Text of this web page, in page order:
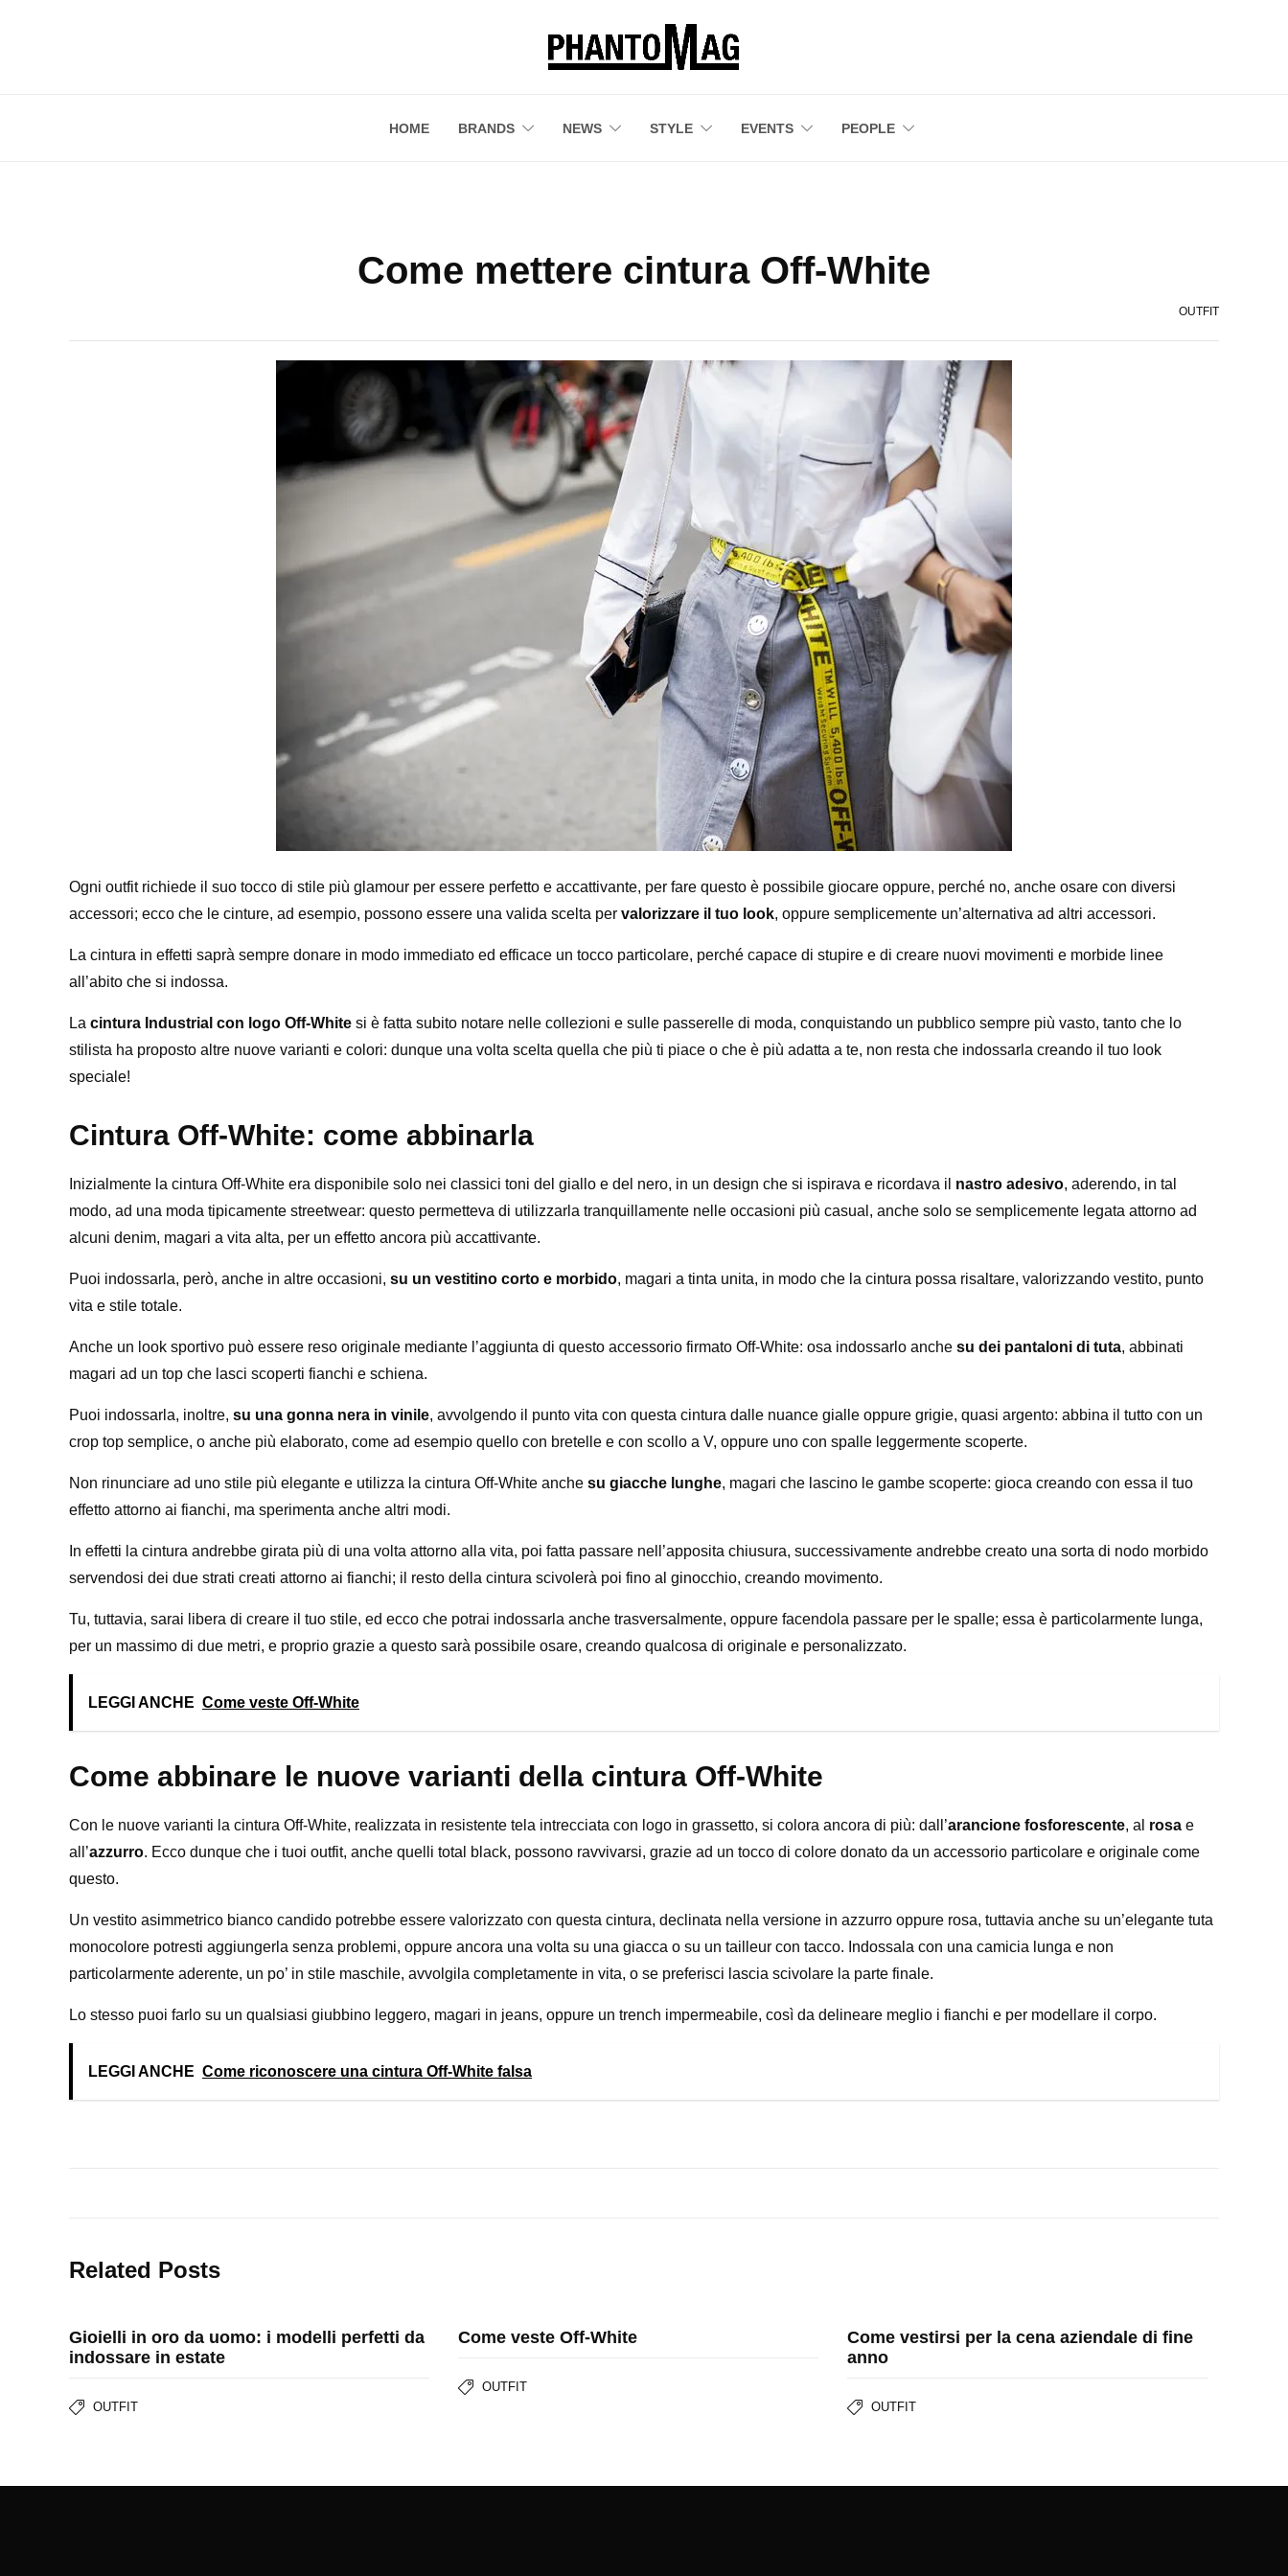
HOME BRANDS NEWS STYLE EVENTS PEOPLE
Come mettere cintura Off-White
OUTFIT
Ogni outfit richiede il suo tocco di stile più glamour per essere perfetto e accattivante, per fare questo è possibile giocare oppure, perché no, anche osare con diversi
accessori; ecco che le cinture, ad esempio, possono essere una valida scelta per valorizzare il tuo look, oppure semplicemente un’alternativa ad altri accessori.
La cintura in effetti saprà sempre donare in modo immediato ed efficace un tocco particolare, perché capace di stupire e di creare nuovi movimenti e morbide linee
all’abito che si indossa.
La cintura Industrial con logo Off-White si è fatta subito notare nelle collezioni e sulle passerelle di moda, conquistando un pubblico sempre più vasto, tanto che lo
stilista ha proposto altre nuove varianti e colori: dunque una volta scelta quella che più ti piace o che è più adatta a te, non resta che indossarla creando il tuo look
speciale!
Cintura Off-White: come abbinarla
Inizialmente la cintura Off-White era disponibile solo nei classici toni del giallo e del nero, in un design che si ispirava e ricordava il nastro adesivo, aderendo, in tal
modo, ad una moda tipicamente streetwear: questo permetteva di utilizzarla tranquillamente nelle occasioni più casual, anche solo se semplicemente legata attorno ad
alcuni denim, magari a vita alta, per un effetto ancora più accattivante.
Puoi indossarla, però, anche in altre occasioni, su un vestitino corto e morbido, magari a tinta unita, in modo che la cintura possa risaltare, valorizzando vestito, punto
vita e stile totale.
Anche un look sportivo può essere reso originale mediante l’aggiunta di questo accessorio firmato Off-White: osa indossarlo anche su dei pantaloni di tuta, abbinati
magari ad un top che lasci scoperti fianchi e schiena.
Puoi indossarla, inoltre, su una gonna nera in vinile, avvolgendo il punto vita con questa cintura dalle nuance gialle oppure grigie, quasi argento: abbina il tutto con un
crop top semplice, o anche più elaborato, come ad esempio quello con bretelle e con scollo a V, oppure uno con spalle leggermente scoperte.
Non rinunciare ad uno stile più elegante e utilizza la cintura Off-White anche su giacche lunghe, magari che lascino le gambe scoperte: gioca creando con essa il tuo
effetto attorno ai fianchi, ma sperimenta anche altri modi.
In effetti la cintura andrebbe girata più di una volta attorno alla vita, poi fatta passare nell’apposita chiusura, successivamente andrebbe creato una sorta di nodo morbido
servendosi dei due strati creati attorno ai fianchi; il resto della cintura scivolerà poi fino al ginocchio, creando movimento.
Tu, tuttavia, sarai libera di creare il tuo stile, ed ecco che potrai indossarla anche trasversalmente, oppure facendola passare per le spalle; essa è particolarmente lunga,
per un massimo di due metri, e proprio grazie a questo sarà possibile osare, creando qualcosa di originale e personalizzato.
LEGGI ANCHE Come veste Off-White
Come abbinare le nuove varianti della cintura Off-White
Con le nuove varianti la cintura Off-White, realizzata in resistente tela intrecciata con logo in grassetto, si colora ancora di più: dall’arancione fosforescente, al rosa e
all’azzurro. Ecco dunque che i tuoi outfit, anche quelli total black, possono ravvivarsi, grazie ad un tocco di colore donato da un accessorio particolare e originale come
questo.
Un vestito asimmetrico bianco candido potrebbe essere valorizzato con questa cintura, declinata nella versione in azzurro oppure rosa, tuttavia anche su un’elegante tuta
monocolore potresti aggiungerla senza problemi, oppure ancora una volta su una giacca o su un tailleur con tacco. Indossala con una camicia lunga e non
particolarmente aderente, un po’ in stile maschile, avvolgila completamente in vita, o se preferisci lascia scivolare la parte finale.
Lo stesso puoi farlo su un qualsiasi giubbino leggero, magari in jeans, oppure un trench impermeabile, così da delineare meglio i fianchi e per modellare il corpo.
LEGGI ANCHE Come riconoscere una cintura Off-White falsa
Related Posts
Gioielli in oro da uomo: i modelli perfetti da
indossare in estate
OUTFIT
Come veste Off-White
OUTFIT
Come vestirsi per la cena aziendale di fine
anno
OUTFIT